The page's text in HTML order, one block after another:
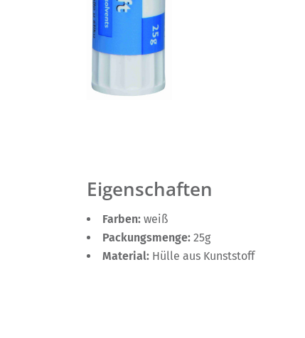
Eigenschaften
Farben: weiß
Packungsmenge: 25g
Material: Hülle aus Kunststoff